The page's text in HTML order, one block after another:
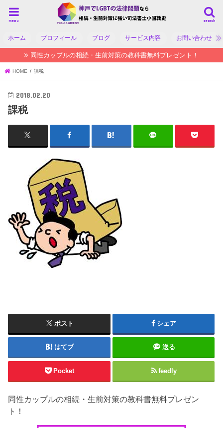
search
menu
ホーム プロフィール ブログ サービス内容 お問い合わせ
同性カップルの相続・生前対策の教科書無料プレゼント！
HOME 課税
2018.02.20
課税
ポスト シェア
はてブ 送る
Pocket feedly
同性カップルの相続・生前対策の教科書無料プレゼン
ト！